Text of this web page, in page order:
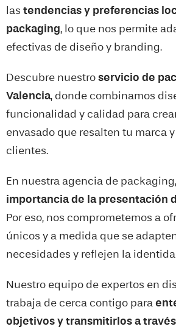
las tendencias y preferencias
packaging, lo que nos permite
efectivas de diseño y branding.
Descubre nuestro servicio de
Valencia, donde combinamos
funcionalidad y calidad para
envasado que resalten tu marca
clientes.
En nuestra agencia de
importancia de la presentación
Por eso, nos comprometemos a
únicos y a medida que se
necesidades y reflejen la
Nuestro equipo de expertos en
trabaja de cerca contigo para
objetivos y transmitirlos a